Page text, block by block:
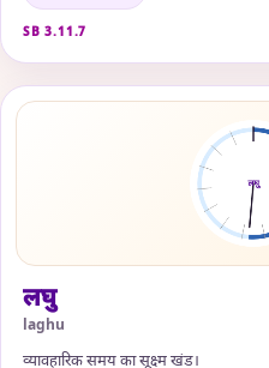
SB 3.11.7
लघु
laghu
व्यावहारिक समय का सूक्ष्म खंड।